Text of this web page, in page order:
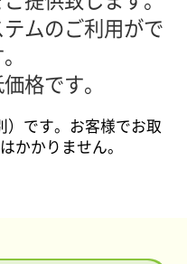
ムのご利用がで
格です。
です。お客様でお取
かかりません。